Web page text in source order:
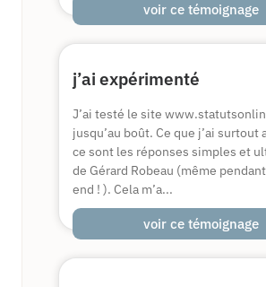
voir ce témoignage
j’ai expérimenté
J’ai testé le site
jusqu’au boût. Ce que j’ai surtout
ce sont les réponses simples et
de Gérard Robeau (même
end ! ). Cela m’a...
voir ce témoignage